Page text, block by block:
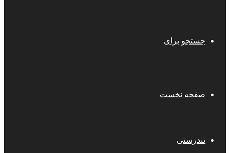
جستجو برای
صفحه نخست
تندرستی